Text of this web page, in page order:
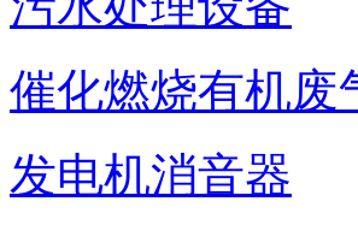
催化燃烧有机废
发电机消音器